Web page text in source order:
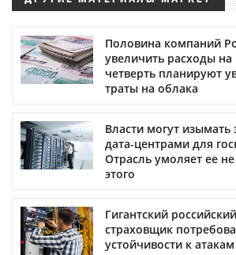
Половина компаний
увеличить расходы
четверть планируют
траты на облака
Власти могут
дата-центрами для
Отрасль умоляет ее
этого
Гигантский российский
страховщик
устойчивости к